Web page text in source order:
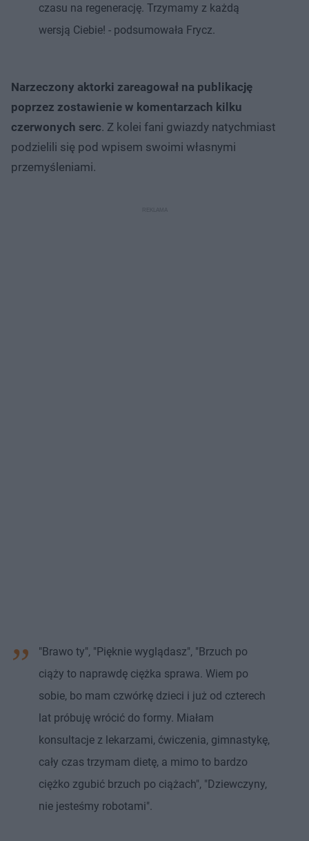
czasu na regenerację. Trzymamy z każdą
wersją Ciebie! - podsumowała Frycz.
Narzeczony aktorki zareagował na publikację
poprzez zostawienie w komentarzach kilku
czerwonych serc. Z kolei fani gwiazdy natychmiast
podzielili się pod wpisem swoimi własnymi
przemyśleniami.
"Brawo ty", "Pięknie wyglądasz", "Brzuch po
ciąży to naprawdę ciężka sprawa. Wiem po
sobie, bo mam czwórkę dzieci i już od czterech
lat próbuję wrócić do formy. Miałam
konsultacje z lekarzami, ćwiczenia, gimnastykę,
cały czas trzymam dietę, a mimo to bardzo
ciężko zgubić brzuch po ciążach", "Dziewczyny,
nie jesteśmy robotami".